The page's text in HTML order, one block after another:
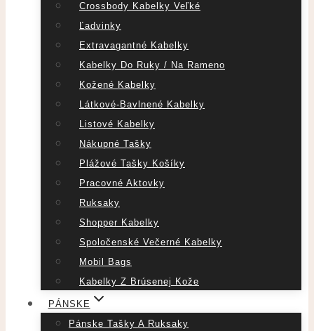
Crossbody Kabelky Veľké
Ľadvinky
Extravagantné Kabelky
Kabelky Do Ruky / Na Rameno
Kožené Kabelky
Látkové-Bavlnené Kabelky
Listové Kabelky
Nákupné Tašky
Plážové Tašky Košíky
Pracovné Aktovky
Ruksaky
Shopper Kabelky
Spoločenské Večerné Kabelky
Mobil Bags
Kabelky Z Brúsenej Kože
PÁNSKE
Pánske Tašky A Ruksaky